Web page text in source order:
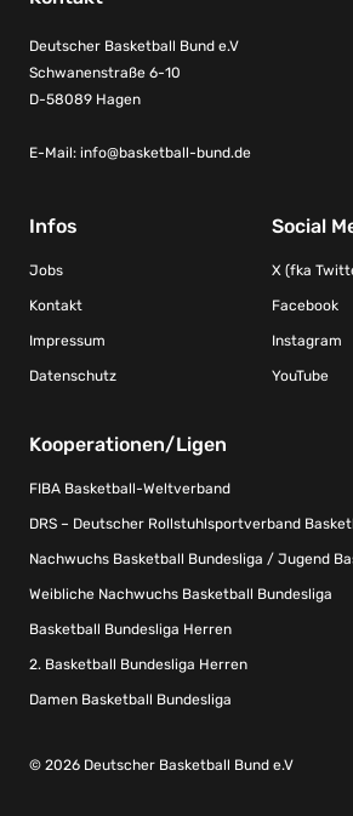
Deutscher Basketball Bund e.V
Schwanenstraße 6-10
D-58089 Hagen
E-Mail: info@basketball-bund.de
Infos
Jobs
Kontakt
Impressum
Datenschutz
Social
X (fka
Facebook
Instagram
YouTube
Kooperationen/Ligen
FIBA Basketball-Weltverband
DRS – Deutscher Rollstuhlsportverband
Nachwuchs Basketball Bundesliga / Jugend
Weibliche Nachwuchs Basketball Bundesliga
Basketball Bundesliga Herren
2. Basketball Bundesliga Herren
Damen Basketball Bundesliga
© 2026 Deutscher Basketball Bund e.V